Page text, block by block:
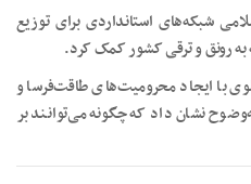
شبکه‌های استانداردی برای توزیع
به رونق و ترقی کشور کمک کرد.
با ایجاد محرومیت‌های طاقت‌فرسا و
نشان داد که چگونه می‌توانند بر